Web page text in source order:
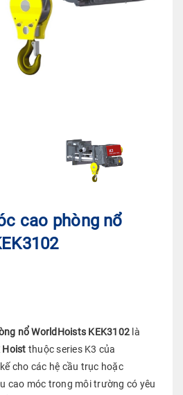
cao phòng nổ
nổ WorldHoists KEK3102 là
Hoist thuộc series K3 của
cho các hệ cầu trục hoặc
cao móc trong môi trường có yêu